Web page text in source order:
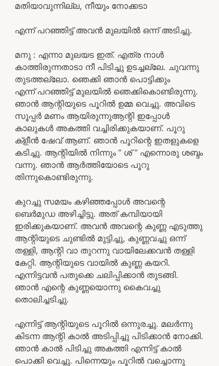
മതിയാവുന്നില്ല, നീയും നോക്കടാ
എന്ന് പറഞ്ഞിട്ട് അവൻ മുലയിൽ ഒന്ന് അടിച്ചു.
മനു : എന്നാ മുലയട ഇത്. എത്ര നാൾ
കാത്തിരുന്നതാടാ നീ പിടിച്ചു ഉടച്ചല്ലേ. ചുവന്നു
തുടത്തല്ലോ. ഞെക്കി ഞാൻ പൊട്ടിക്കും
എന്ന് പറഞ്ഞിട്ട് മുലയിൽ ഞെക്കികൊണ്ടിരുന്നു.
ഞാൻ ആന്റിയുടെ പൂറിൽ ഉമ്മ വെച്ചു. അവിടെ
സൂപ്പർ മണം ആയിരുന്നുആന്റി ഇപ്പോൾ
കാലുകൾ അകത്തി വച്ചിരിക്കുകയാണ്. പൂറു
ക്‌ളീൻ ഷേവ് ആണ്. ഞാൻ പൂറിന്റെ ഇതളുകളെ
കടിച്ചു. ആന്റിയിൽ നിന്നും ” ശ് ” എന്നൊരു ശബ്ദം
വന്നു. ഞാൻ ആർത്തിയോടെ പൂറു
തിന്നുകൊണ്ടിരുന്നു.
കുറച്ചു സമയം കഴിഞ്ഞപ്പോൾ അവന്റെ
ബെർമുഡ അഴിച്ചിട്ടു. അത് കമ്പിയായി
ഇരിക്കുകയാണ്. അവൻ അവന്റെ കുണ്ണ എടുത്തു
ആന്റിയുടെ ചുണ്ടിൽ മുട്ടിച്ചു, കുണ്ണവച്ചു ഒന്ന്
തള്ളി, ആന്റി വാ തുറന്നു വായിലേക്കവൻ തള്ളി
കേറ്റി. ആന്റിയുടെ വായിൽ കുണ്ണ കയറി.
എന്നിട്ടവൻ പതുക്കെ ചലിപ്പിക്കാൻ തുടങ്ങി.
ഞാൻ എന്റെ കുണ്ണയൊന്നു കൈവച്ചു
തൊലിച്ചടിച്ചു.
എന്നിട്ട് ആന്റിയുടെ പൂറിൽ ഒന്നുരച്ചു. മലർന്നു
കിടന്ന ആന്റി കാൽ അടിപ്പിച്ചു പിടിക്കാൻ നോക്കി.
ഞാൻ കാൽ പിടിച്ചു അകത്തി എന്നിട്ട് കാൽ
പൊക്കി വെച്ചു. പിന്നെയും പൂറിൽ വച്ചൊന്നു